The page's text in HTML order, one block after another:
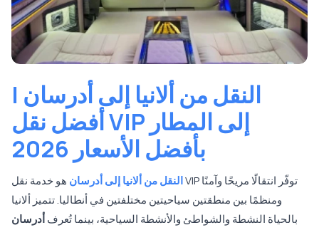
النقل من ألانيا إلى أدرسان |
أفضل نقل VIP إلى المطار
بأفضل الأسعار 2026
النقل من ألانيا إلى أدرسان هو خدمة نقل VIP توفّر انتقالًا مريحًا وآمنًا
ومنظمًا بين منطقتين سياحيتين مختلفتين في أنطاليا. تتميز ألانيا
بالحياة النشطة والشواطئ والأنشطة السياحية، بينما تُعرفأدرسان